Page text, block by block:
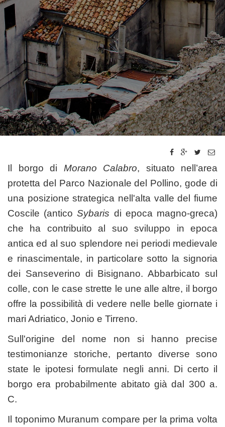
Il borgo di Morano Calabro, situato nell’area
protetta del Parco Nazionale del Pollino, gode di
una posizione strategica nell'alta valle del fiume
Coscile (anticoSybaris di epoca magno-greca)
che ha contribuito al suo sviluppo in epoca
antica ed al suo splendore nei periodi medievale
e rinascimentale, in particolare sotto la signoria
dei Sanseverino di Bisignano. Abbarbicato sul
colle, con le case strette le une alle altre, il borgo
offre la possibilità di vedere nelle belle giornate i
mari Adriatico, Jonio e Tirreno.
Sull'origine del nome non si hanno precise
testimonianze storiche, pertanto diverse sono
state le ipotesi formulate negli anni. Di certo il
borgo era probabilmente abitato già dal 300 a.
C.
Il toponimo Muranum compare per la prima volta